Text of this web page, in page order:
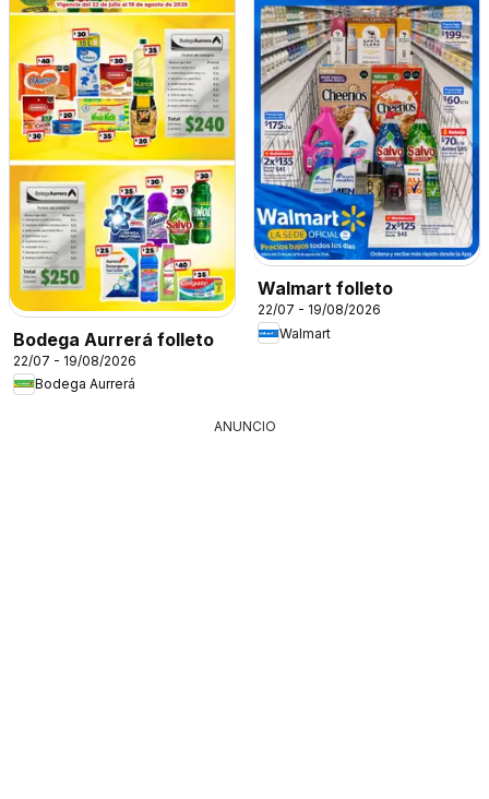
Bodega Aurrerá folleto
22/07 - 19/08/2026
Bodega Aurrerá
Walmart folleto
22/07 - 19/08/2026
Walmart
ANUNCIO